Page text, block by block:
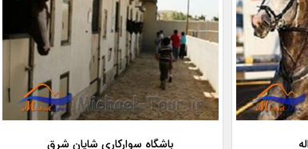
باشگاه سوارکاری شایان شرق